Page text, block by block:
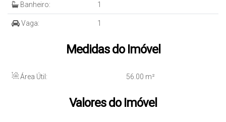
Banheiro: 1
Vaga: 1
Medidas do Imóvel
Área Útil: 56.00 m²
Valores do Imóvel